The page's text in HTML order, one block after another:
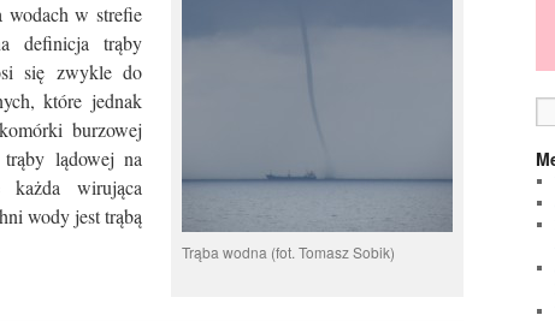
Trąba wodna (fot. Tomasz Sobik)
wodach w strefie
definicja trąby
się zwykle do
które jednak
burzowej
lądowej na
każda wirująca
wody jest trąbą